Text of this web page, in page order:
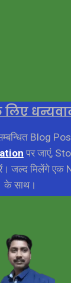
Blog
पर जाएं,
जल्द मिलेंगे एक
के साथ।